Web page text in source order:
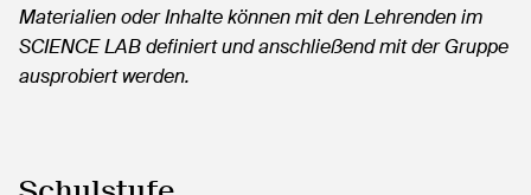
Materialien oder Inhalte können mit den Lehrenden im
SCIENCE LAB definiert und anschließend mit der Gruppe
ausprobiert werden.